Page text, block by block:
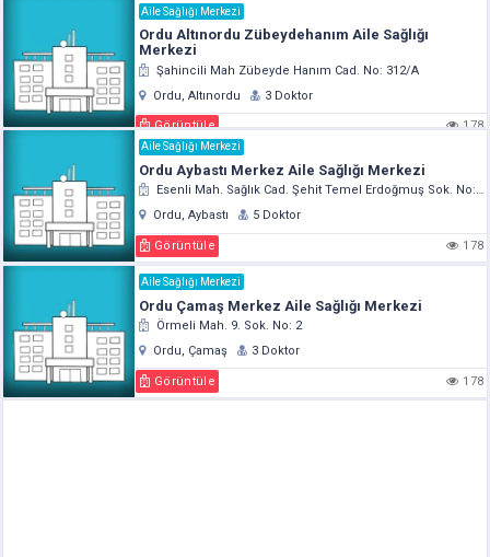
Aile Sağlığı Merkezi
Ordu Altınordu Zübeydehanım Aile Sağlığı
Merkezi
Şahincili Mah Zübeyde Hanım Cad. No: 312/A
Ordu, Altınordu
3 Doktor
Görüntüle 178
Aile Sağlığı Merkezi
Ordu Aybastı Merkez Aile Sağlığı Merkezi
Esenli Mah. Sağlık Cad. Şehit Temel Erdoğmuş Sok. No: 9
Ordu, Aybastı
5 Doktor
Görüntüle 178
Aile Sağlığı Merkezi
Ordu Çamaş Merkez Aile Sağlığı Merkezi
Örmeli Mah. 9. Sok. No: 2
Ordu, Çamaş
3 Doktor
Görüntüle 178